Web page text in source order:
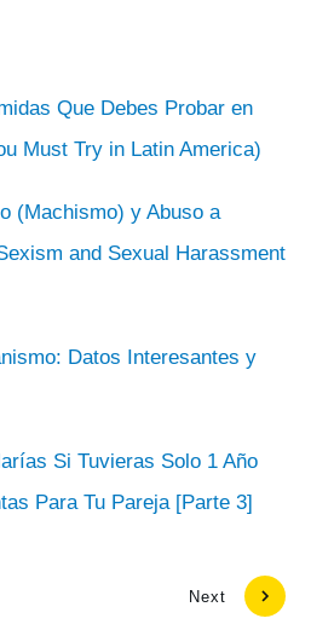
Que Debes Probar en
Must Try in Latin America)
(Machismo) y Abuso a
and Sexual Harassment
Datos Interesantes y
Si Tuvieras Solo 1 Año
Para Tu Pareja [Parte 3]
Next